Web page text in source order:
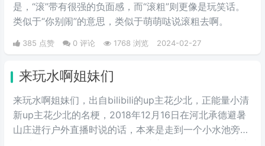
是，“滚”带有很强的负面感，而“滚粗”则更像是玩笑话。
类似于“你别闹”的意思，类似于萌萌哒说滚粗去啊。
385 点赞 0 评论 1768 浏览 2024-02-27
来玩水啊姐妹们
来玩水啊姐妹们，出自bilibili的up主花少北，正能量小清
新up主花少北的名梗，2018年12月16日在河北承德避暑
山庄进行户外直播时说的话，本来是走到一个小水池旁